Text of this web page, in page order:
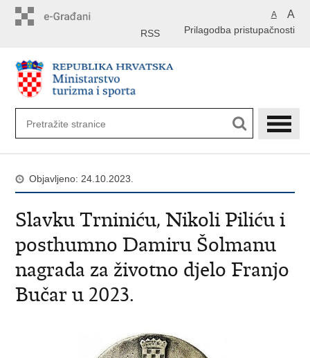
A A
Prilagodba pristupačnosti
RSS
Objavljeno: 24.10.2023.
Slavku Trniniću, Nikoli Piliću i
posthumno Damiru Šolmanu
nagrada za životno djelo Franjo
Bučar u 2023.